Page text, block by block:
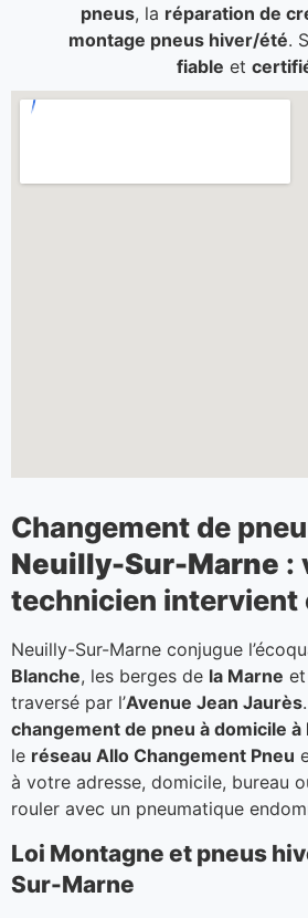
pneus, la réparation de
montage pneus hiver/été.
fiable et
Changement de
Neuilly-Sur-Marne :
technicien intervient
Neuilly-Sur-Marne conjugue
Blanche, les berges de la Marne
traversé par l’Avenue Jean Jaurès
changement de pneu à domicile
le réseau Allo Changement Pneu
à votre adresse, domicile, bureau
rouler avec un pneumatique
Loi Montagne et pneus
Sur-Marne